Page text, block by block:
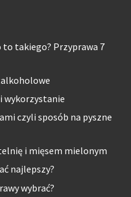
to takiego? Przyprawa 7
wykorzystanie
czyli sposób na pyszne
i mięsem mielonym
najlepszy?
wybrać?